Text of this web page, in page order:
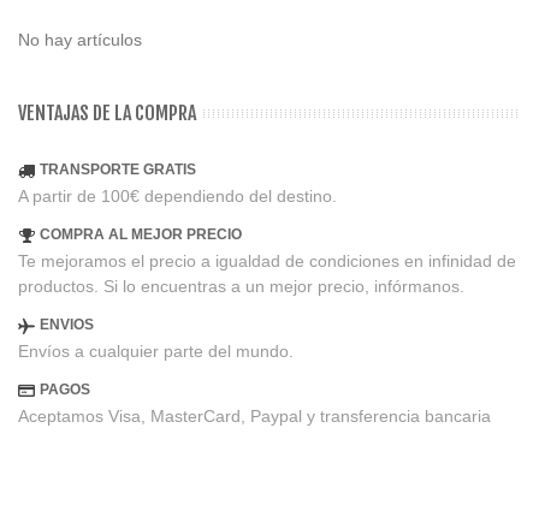
No hay artículos
VENTAJAS DE LA COMPRA
TRANSPORTE GRATIS
A partir de 100€ dependiendo del destino.
COMPRA AL MEJOR PRECIO
Te mejoramos el precio a igualdad de condiciones en infinidad de
productos. Si lo encuentras a un mejor precio, infórmanos.
ENVIOS
Envíos a cualquier parte del mundo.
PAGOS
Aceptamos Visa, MasterCard, Paypal y transferencia bancaria